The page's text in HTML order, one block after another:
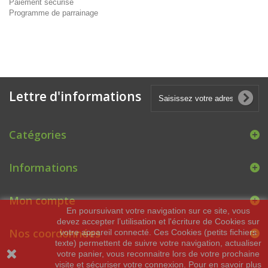
Paiement sécurisé
Programme de parrainage
Lettre d'informations
Catégories
Informations
Mon compte
Nos coordonnées
En poursuivant votre navigation sur ce site, vous
devez accepter l’utilisation et l'écriture de Cookies sur
votre appareil connecté. Ces Cookies (petits fichiers
texte) permettent de suivre votre navigation, actualiser
votre panier, vous reconnaitre lors de votre prochaine
visite et sécuriser votre connexion. Pour en savoir plus